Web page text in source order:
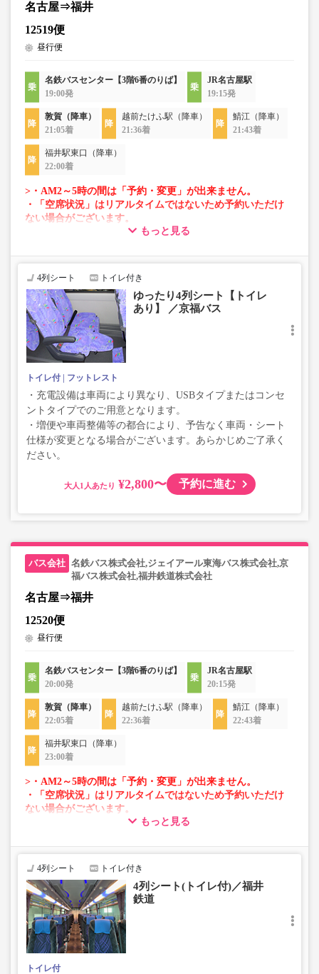
名古屋⇒福井
12519便
昼行便
名鉄バスセンター【3階6番のりば】
19:00発
JR名古屋駅
19:15発
敦賀（降車）
21:05着
越前たけふ駅（降車）
21:36着
鯖江（降車）
21:43着
福井駅東口（降車）
22:00着
>・AM2～5時の間は「予約・変更」が出来ません。
・「空席状況」はリアルタイムではないため予約いただけ
ない場合がございます。
・車両は予告なく変更となる場合がございます。これに伴
で、あらかじめご了承ください。
もっと見る
4列シート トイレ付き
ゆったり4列シート【トイレ
あり】 ／京福バス
トイレ付 フットレスト
・充電設備は車両により異なり、USBタイプまたはコンセ
ントタイプでのご用意となります。
・増便や車両整備等の都合により、予告なく車両・シート
仕様が変更となる場合がございます。あらかじめご了承く
ださい。
大人 ¥2,800〜 予約に進む
名鉄バス株式会社,ジェイアール東海バス株式会社,京
福バス株式会社,福井鉄道株式会社
名古屋⇒福井
12520便
昼行便
名鉄バスセンター【3階6番のりば】
20:00発
JR名古屋駅
20:15発
敦賀（降車）
22:05着
越前たけふ駅（降車）
22:36着
鯖江（降車）
22:43着
福井駅東口（降車）
23:00着
>・AM2～5時の間は「予約・変更」が出来ません。
・「空席状況」はリアルタイムではないため予約いただけ
ない場合がございます。
・車両は予告なく変更となる場合がございます。これに伴
で、あらかじめご了承ください。
もっと見る
4列シート トイレ付き
4列シート(トイレ付)／福井
鉄道
トイレ付